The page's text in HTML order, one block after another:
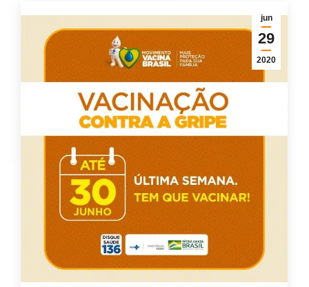
jun
29
2020